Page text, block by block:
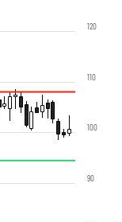
90
100
110
120